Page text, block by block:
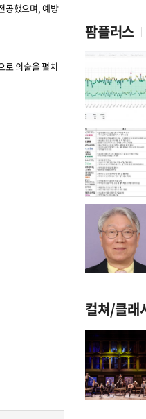
공했으며, 예방
로 의술을 펼치
팜플러스
컬쳐/클래